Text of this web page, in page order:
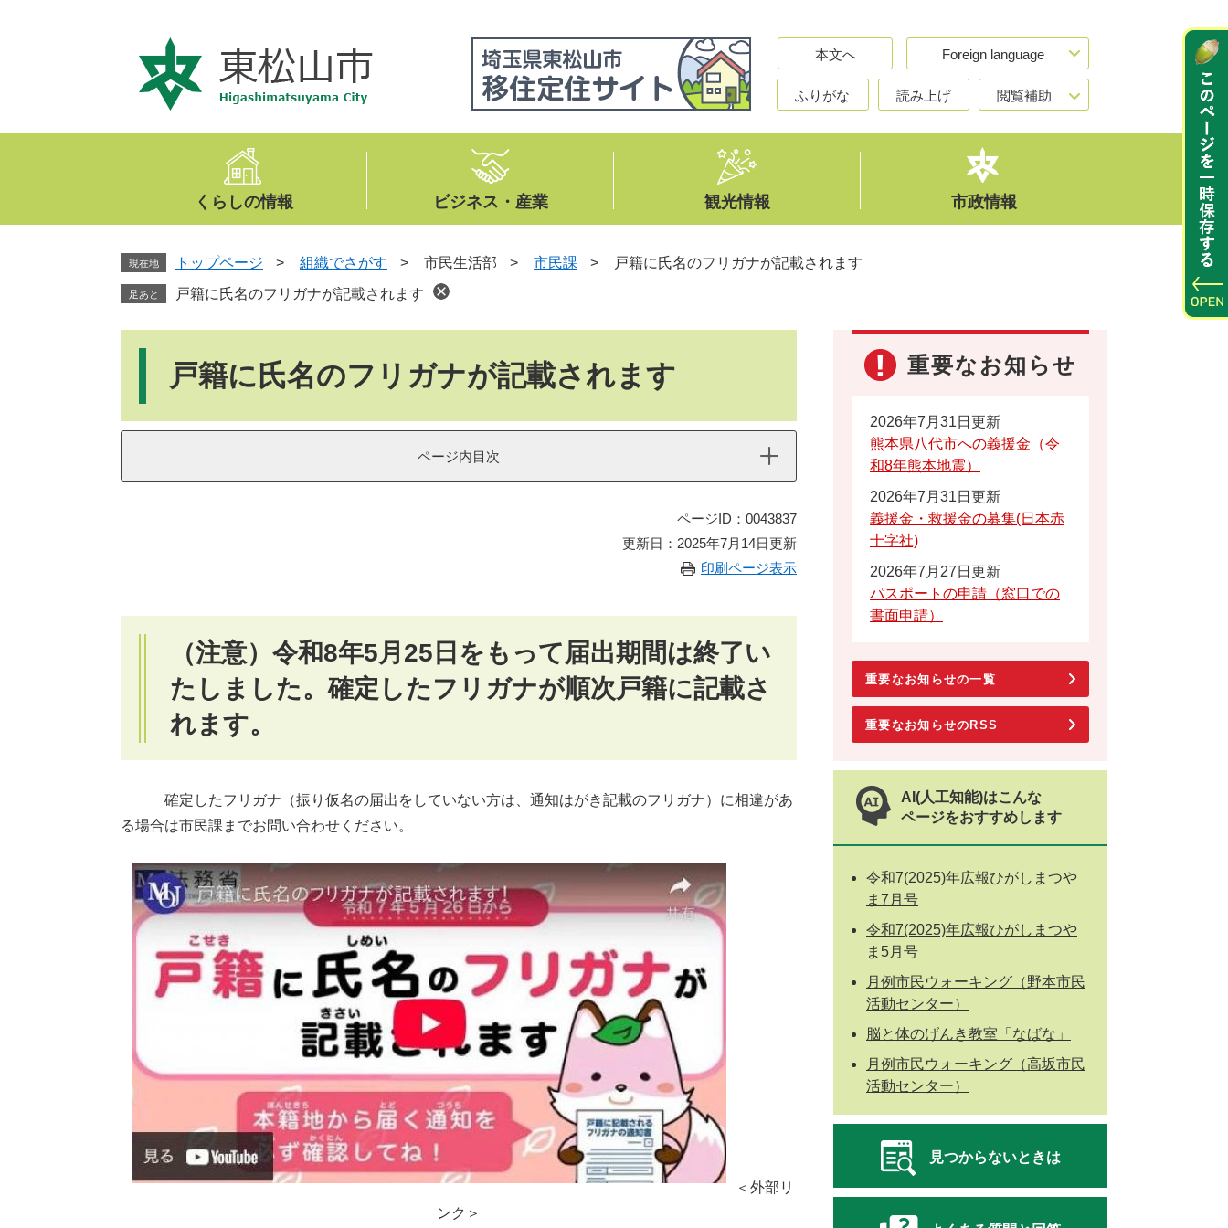
文
本文へ Foreign language
ふりがな 読み上げ 閲覧補助
くらしの情報 ビジネス・産業 観光情報 市政情報
現在地 トップページ > 組織でさがす > 市民生活部 > 市民課 > 戸籍に氏名のフリガナが記載されます
足あと 戸籍に氏名のフリガナが記載されます
戸籍に氏名のフリガナが記載されます
ページ内目次
ページID：0043837
更新日：2025年7月14日更新
印刷ページ表示
（注意）令和8年5月25日をもって届出期間は終了い
たしました。確定したフリガナが順次戸籍に記載さ
れます。
確定したフリガナ（振り仮名の届出をしていない方は、通知はがき記載のフリガナ）に相違があ
る場合は市民課までお問い合わせください。
＜外部リ
ンク＞
重要なお知らせ
2026年7月31日更新
熊本県八代市への義援金（令
和8年熊本地震）
2026年7月31日更新
義援金・救援金の募集(日本赤
十字社)
2026年7月27日更新
パスポートの申請（窓口での
書面申請）
重要なお知らせの一覧
重要なお知らせのRSS
AI(人工知能)はこんな
ページをおすすめします
令和7(2025)年広報ひがしまつや
ま7月号
令和7(2025)年広報ひがしまつや
ま5月号
月例市民ウォーキング（野本市民
活動センター）
脳と体のげんき教室「なばな」
月例市民ウォーキング（高坂市民
活動センター）
見つからないときは